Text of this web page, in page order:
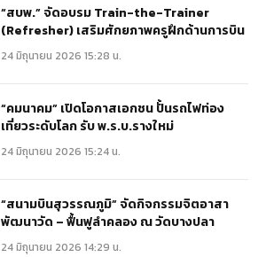
“สบพ.” จัดอบรม Train-the-Trainer
(Refresher) เสริมศักยภาพครูฝึกด้านการบิน
24 มิถุนายน 2026 15:28 น.
“คมนาคม” เปิดโอกาสเอกชน ปั้นรถไฟท่อง
เที่ยวระดับโลก รับ พ.ร.บ.รางใหม่
24 มิถุนายน 2026 15:24 น.
“สนามบินสุวรรณภูมิ” จัดกิจกรรมจิตอาสา
พัฒนาวัด – ฟื้นฟูลำคลอง ณ วัดบางปลา
24 มิถุนายน 2026 14:29 น.